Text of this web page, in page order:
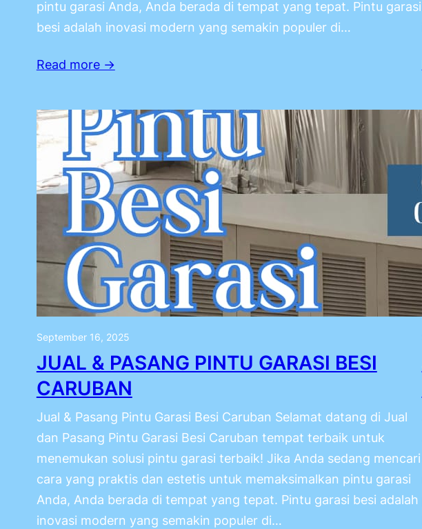
pintu garasi Anda, Anda berada di tempat yang tepat. Pintu garasi
besi adalah inovasi modern yang semakin populer di…
Read more →
September 16, 2025
JUAL & PASANG PINTU GARASI BESI
CARUBAN
Jual & Pasang Pintu Garasi Besi Caruban Selamat datang di Jual
dan Pasang Pintu Garasi Besi Caruban tempat terbaik untuk
menemukan solusi pintu garasi terbaik! Jika Anda sedang mencari
cara yang praktis dan estetis untuk memaksimalkan pintu garasi
Anda, Anda berada di tempat yang tepat. Pintu garasi besi adalah
inovasi modern yang semakin populer di…